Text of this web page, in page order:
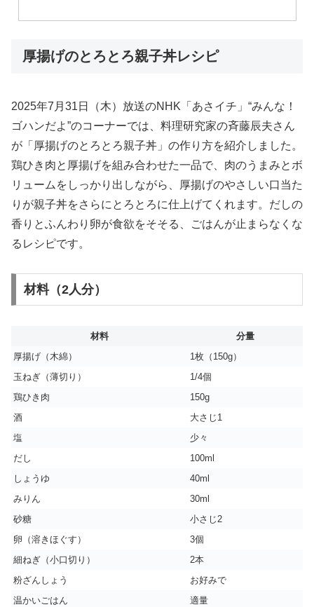
厚揚げのとろとろ親子丼レシピ
2025年7月31日（木）放送のNHK「あさイチ」“みんな！
ゴハンだよ”のコーナーでは、料理研究家の斉藤辰夫さん
が「厚揚げのとろとろ親子丼」の作り方を紹介しました。
鶏ひき肉と厚揚げを組み合わせた一品で、肉のうまみとボ
リュームをしっかり出しながら、厚揚げのやさしい口当た
りが親子丼をさらにとろとろに仕上げてくれます。だしの
香りとふんわり卵が食欲をそそる、ごはんが止まらなくな
るレシピです。
材料（2人分）
材料
分量
厚揚げ（木綿）
1枚（150g）
玉ねぎ（薄切り）
1/4個
鶏ひき肉
150g
酒
大さじ1
塩
少々
だし
100ml
しょうゆ
40ml
みりん
30ml
砂糖
小さじ2
卵（溶きほぐす）
3個
細ねぎ（小口切り）
2本
粉ざんしょう
お好みで
温かいごはん
適量